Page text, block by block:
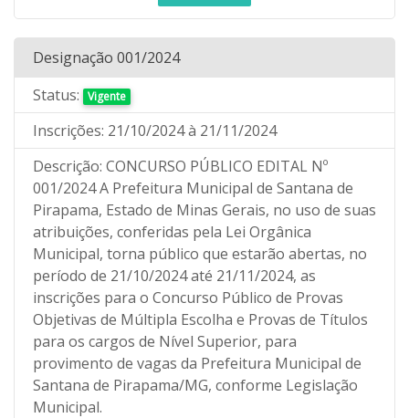
Designação 001/2024
Status: Vigente
Inscrições: 21/10/2024à 21/11/2024
Descrição: CONCURSO PÚBLICO EDITAL Nº
001/2024 A Prefeitura Municipal de Santana de
Pirapama, Estado de Minas Gerais, no uso de suas
atribuições, conferidas pela Lei Orgânica
Municipal, torna público que estarão abertas, no
período de 21/10/2024 até 21/11/2024, as
inscrições para o Concurso Público de Provas
Objetivas de Múltipla Escolha e Provas de Títulos
para os cargos de Nível Superior, para
provimento de vagas da Prefeitura Municipal de
Santana de Pirapama/MG, conforme Legislação
Municipal.